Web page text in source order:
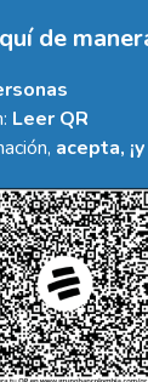
de
Leer QR
acepta,